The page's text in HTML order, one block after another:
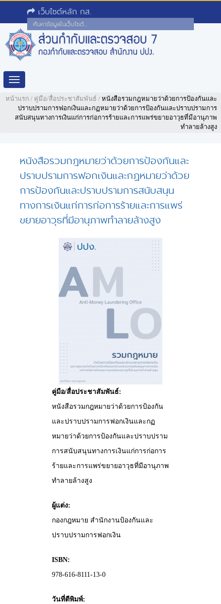
เว็บไซต์หลัก กส.
Toggle
navigation
หน้าแรก / คู่มือ/สื่อประชาสัมพันธ์ / หนังสือรวมกฎหมายว่าด้วยการป้องกันและ
ปราบปรามการฟอกเงินและกฏหมายว่าด้วยการป้องกันและปราบปรามการ
สนับสนุนทางการเงินแก่การก่อการร้ายและการแพร่ขยายอาวุธที่มีอานุภาพ
ทำลายล้างสูง
หนังสือรวมกฎหมายว่าด้วยการป้องกันและ
ปราบปรามการฟอกเงินและกฏหมายว่าด้วย
การป้องกันและปราบปรามการสนับสนุน
ทางการเงินแก่การก่อการร้ายและการแพร่
ขยายอาวุธที่มีอานุภาพทำลายล้างสูง
คู่มือ/สื่อประชาสัมพันธ์:
หนังสือรวมกฎหมายว่าด้วยการป้องกัน
และปราบปรามการฟอกเงินและกฏ
หมายว่าด้วยการป้องกันและปราบปราม
การสนับสนุนทางการเงินแก่การก่อการ
ร้ายและการแพร่ขยายอาวุธที่มีอานุภาพ
ทำลายล้างสูง
ผู้แต่ง:
กองกฎหมาย สำนักงานป้องกันและ
ปราบปรามการฟอกเงิน
ISBN:
978-616-8111-13-0
วันที่ตีพิมพ์: